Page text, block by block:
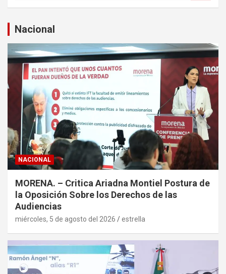
a
r
Nacional
NACIONAL
MORENA. – Critica Ariadna Montiel Postura de
la Oposición Sobre los Derechos de las
Audiencias
miércoles, 5 de agosto del 2026 estrella